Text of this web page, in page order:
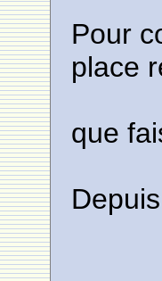
Pour
place
que